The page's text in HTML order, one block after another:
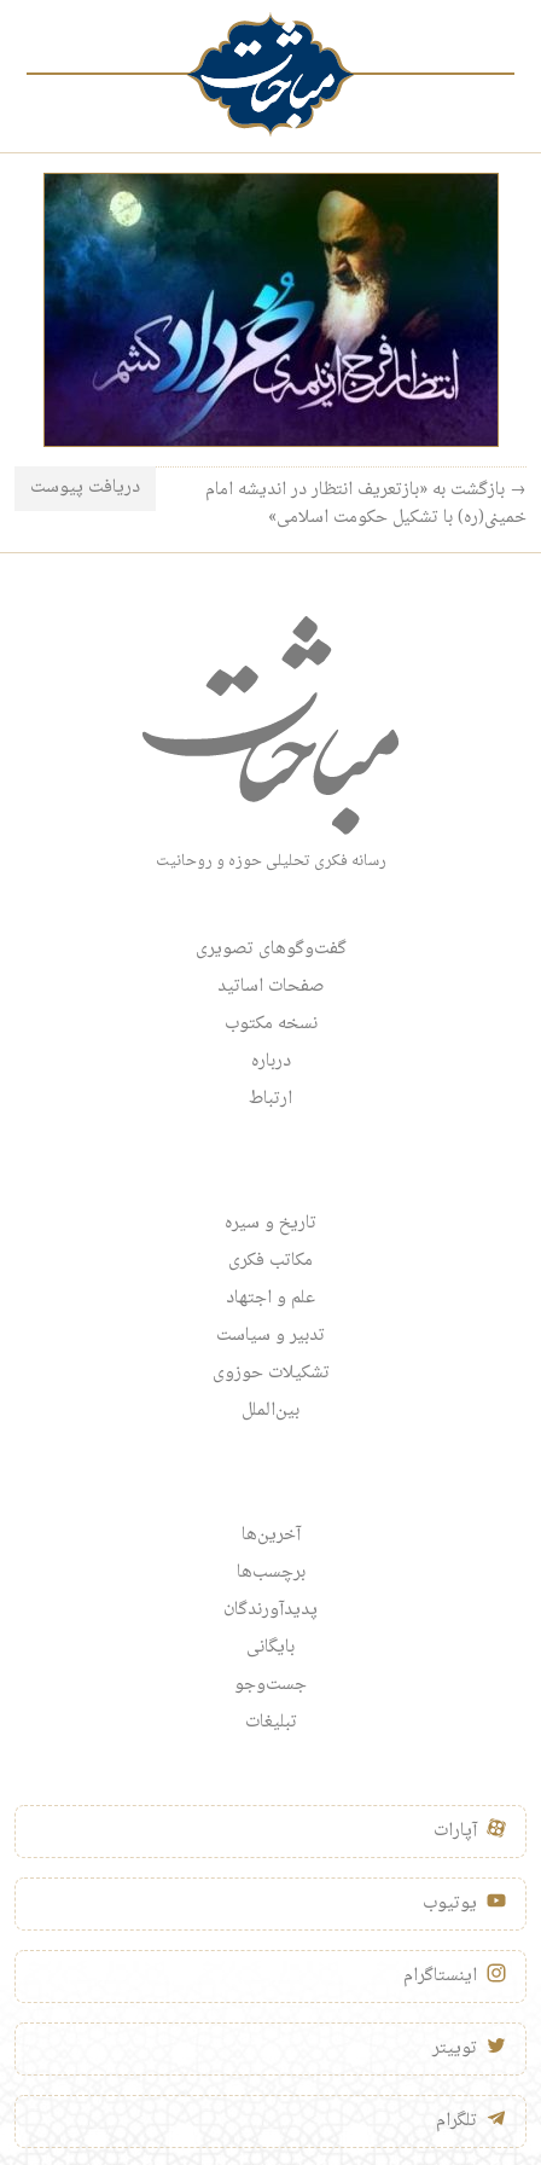
دریافت پیوست
→ بازگشت به «بازتعریف انتظار در اندیشه امام
خمینی(ره) با تشکیل حکومت اسلامی»
رسانه فکری تحلیلی حوزه و روحانیت
گفت‌وگوهای تصویری
صفحات اساتید
نسخه مکتوب
درباره
ارتباط
تاریخ و سیره
مکاتب فکری
علم و اجتهاد
تدبیر و سیاست
تشکیلات حوزوی
بین‌الملل
آخرین‌ها
برچسب‌ها
پدیدآورندگان
بایگانی
جست‌وجو
تبلیغات
آپارات
یوتیوب
اینستاگرام
توییتر
تلگرام